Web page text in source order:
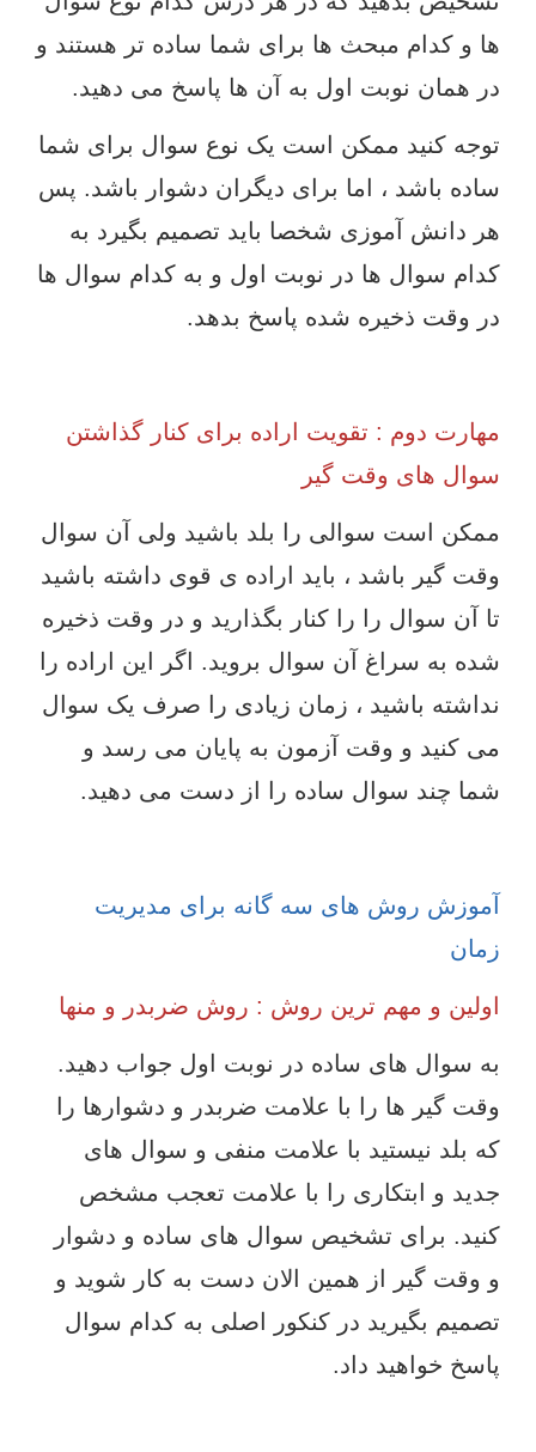
ها و کدام مبحث ها برای شما ساده تر هستند و
در همان نوبت اول به آن ها پاسخ می دهید.
توجه کنید ممکن است یک نوع سوال برای شما
ساده باشد ، اما برای دیگران دشوار باشد. پس
هر دانش آموزی شخصا باید تصمیم بگیرد به
کدام سوال ها در نوبت اول و به کدام سوال ها
در وقت ذخیره شده پاسخ بدهد.
مهارت دوم : تقویت اراده برای کنار گذاشتن
سوال های وقت گیر
ممکن است سوالی را بلد باشید ولی آن سوال
وقت گیر باشد ، باید اراده ی قوی داشته باشید
تا آن سوال را را کنار بگذارید و در وقت ذخیره
شده به سراغ آن سوال بروید. اگر این اراده را
نداشته باشید ، زمان زیادی را صرف یک سوال
می کنید و وقت آزمون به پایان می رسد و
شما چند سوال ساده را از دست می دهید.
آموزش روش های سه گانه برای مدیریت
زمان
اولین و مهم ترین روش : روش ضربدر و منها
به سوال های ساده در نوبت اول جواب دهید.
وقت گیر ها را با علامت ضربدر و دشوارها را
که بلد نیستید با علامت منفی و سوال های
جدید و ابتکاری را با علامت تعجب مشخص
کنید. برای تشخیص سوال های ساده و دشوار
و وقت گیر از همین الان دست به کار شوید و
تصمیم بگیرید در کنکور اصلی به کدام سوال
پاسخ خواهید داد.